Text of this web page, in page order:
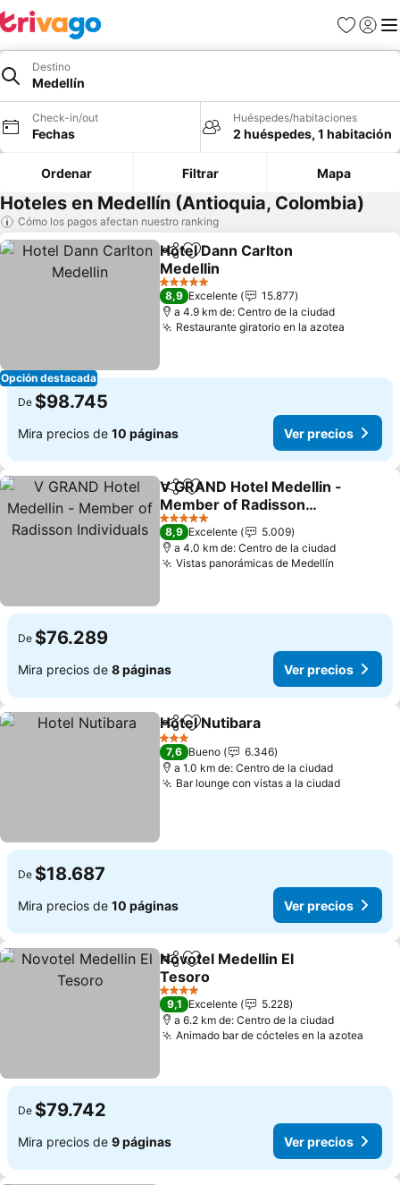
Favoritos
Iniciar
Destino
Medellín
Check-in/out
Fechas
Huéspedes/habitaciones
2 huéspedes, 1 habitación
Ordenar Filtrar Mapa
Hoteles en Medellín (Antioquia, Colombia)
Cómo los pagos afectan nuestro ranking
Opción destacada
CompartirAgregar a favoritos
Hotel Dann Carlton
Medellin
Ver precios
5 Estrellas
8,9 Excelente
15.877
a 4.9 km de: Centro de la ciudad
Restaurante giratorio en la azotea
De $98.745
Mira precios de 10 páginas Ver precios
CompartirAgregar a favoritos
V GRAND Hotel Medellin -
Member of Radisson
Individuals
Ver precios
5 Estrellas
8,9 Excelente
5.009
a 4.0 km de: Centro de la ciudad
Vistas panorámicas de Medellín
De $76.289
Mira precios de 8 páginas Ver precios
CompartirAgregar a favoritos
Hotel Nutibara
3 Estrellas
7,6 Bueno
6.346
a 1.0 km de: Centro de la ciudad
Bar lounge con vistas a la ciudadVer
De $18.687
Mira precios de 10 páginas Ver precios
CompartirAgregar a favoritos
Novotel Medellin El
Tesoro
Ver precios
4 Estrellas
9,1 Excelente
5.228
a 6.2 km de: Centro de la ciudad
Animado bar de cócteles en la azotea
De $79.742
Mira precios de 9 páginas Ver precios